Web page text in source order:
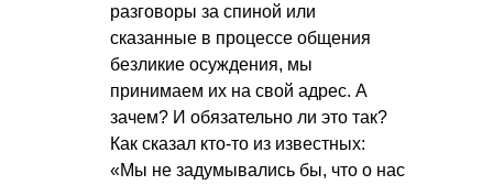
разговоры за спиной или
сказанные в процессе общения
безликие осуждения, мы
принимаем их на свой адрес. А
зачем? И обязательно ли это так?
Как сказал кто-то из известных:
«Мы не задумывались бы, что о нас